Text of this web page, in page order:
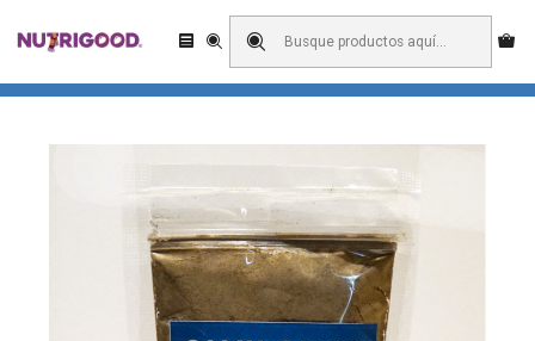
Superalimentos Camu Camu 150 Grs.